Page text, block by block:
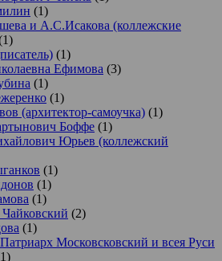
(1)
и А.С.Исакова (коллежские
(1)
Ефимова (3)
(1)
(1)
(архитектор-самоучка) (1)
Боффе (1)
Юрьев (коллежский
(1)
(1)
(1)
(2)
(1)
Московсковский и всея Руси